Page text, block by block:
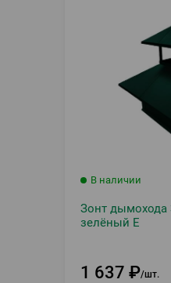
В наличии
Зонт дымохода
зелёный Е
1 637 ₽ шт.